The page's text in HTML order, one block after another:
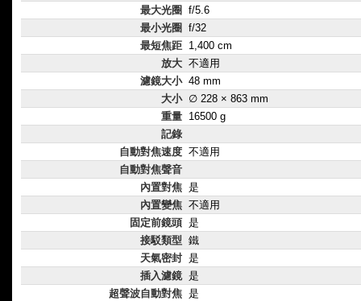
最大光圈
f/5.6
最小光圈
f/32
最短焦距 1,400 cm
放大 不適用
濾鏡大小 48 mm
大小 ∅ 228 × 863 mm
重量 16500 g
記錄
自動對焦速度 不適用
自動對焦聲音
內置對焦 是
內置變焦 不適用
固定前鏡頭 是
接駁類型 鐵
天氣密封 是
插入濾鏡 是
超聲波自動對焦 是